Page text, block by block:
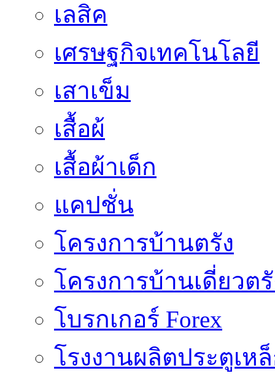
เลสิค
เศรษฐกิจเทคโนโลยี
เสาเข็ม
เสื้อผ้
เสื้อผ้าเด็ก
แคปชั่น
โครงการบ้านตรัง
โครงการบ้านเดี่ยวต
โบรกเกอร์ Forex
โรงงานผลิตประตูเห